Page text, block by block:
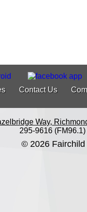
Contact Us
Way,
295-9616 (FM96.1)
© 2026 Fairchild